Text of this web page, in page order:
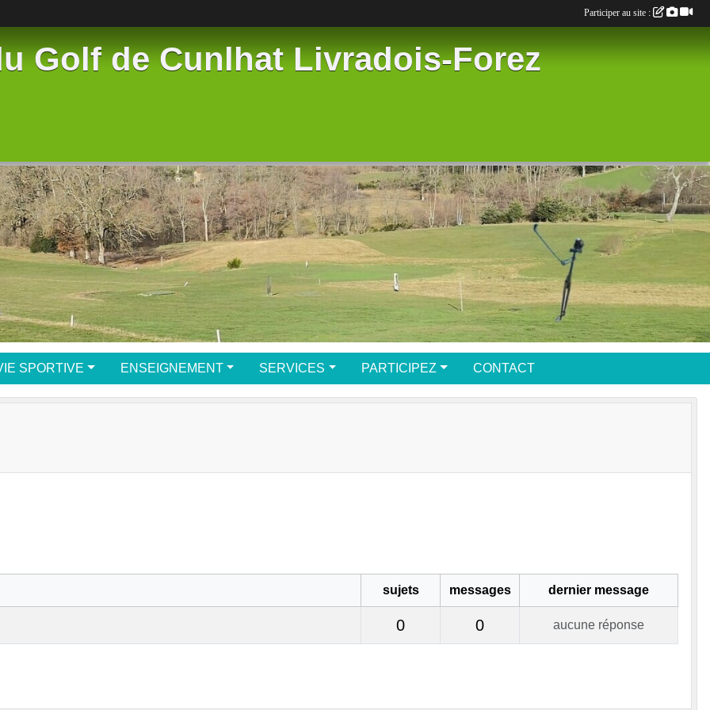
Golf de Cunlhat Livradois-Forez
SPORTIVE ENSEIGNEMENT SERVICES PARTICIPEZ CONTACT
sujets messages dernier message
0 0 aucune réponse
Participer au site :